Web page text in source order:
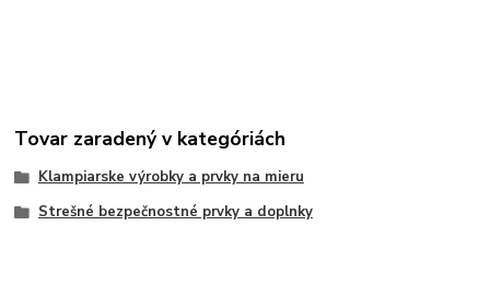
Tovar zaradený v kategóriách
Klampiarske výrobky a prvky na mieru
Strešné bezpečnostné prvky a doplnky